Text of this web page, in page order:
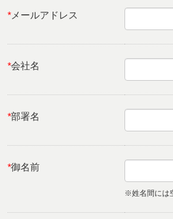
*メールアドレス
*会社名
*部署名
*御名前
※姓名間には